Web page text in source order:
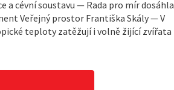
a cévní soustavu — Rada pro mír dosáhla
Veřejný prostor Františka Skály — V
teploty zatěžují i volně žijící zvířata